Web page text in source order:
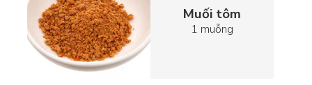
Muối tôm
1 muỗng